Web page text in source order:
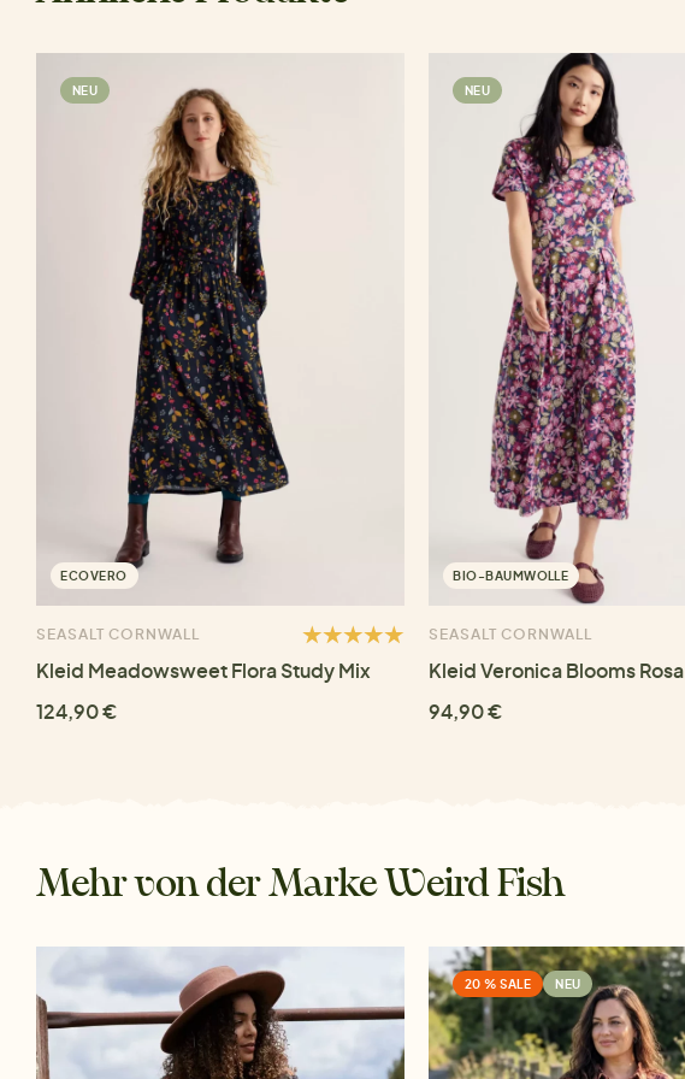
NEU
ECOVERO
SEASALT CORNWALL
Kleid Meadowsweet Flora Study Mix
124,90 €
NEU
BIO-BAUMWOLLE
SEASALT CORNWALL
Kleid Veronica Blooms Rosa
94,90 €
Mehr von der Marke Weird Fish
20 % SALE NEU